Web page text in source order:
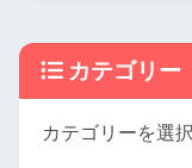
カテゴリー